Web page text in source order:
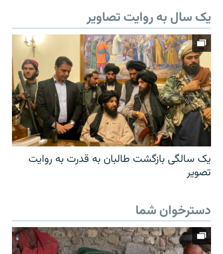
یک سال به روایت تصاویر
یک سالگی بازگشت طالبان به قدرت به روایت
تصویر
دسترخوان شما